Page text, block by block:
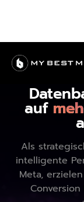
DIE ECOM-
auf
Als
intelligente
Meta,